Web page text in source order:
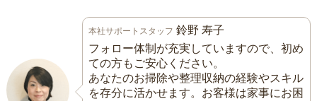
本社サポートスタッフ 鈴野 寿子
フォロー体制が充実していますので、初め
ての方もご安心ください。
あなたのお掃除や整理収納の経験やスキル
を存分に活かせます。お客様は家事にお困